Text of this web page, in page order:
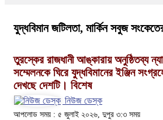
যুদ্ধবিমান জটিলতা, মার্কিন সবুজ
তুরস্কের রাজধানী আঙ্কারায় অনুষ্ঠিতব্য
সম্মেলনকে ঘিরে যুদ্ধবিমানের ইঞ্জিন
দেখছে দেশটি। বিশেষ
নিউজ ডেস্ক
আপলোড সময় : ৫ জুলাই ২০২৬, দুপুর ৩:৩ সময়